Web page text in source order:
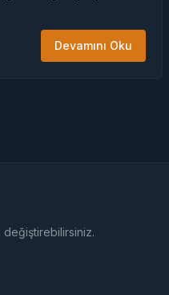
Devamını Oku
değiştirebilirsiniz.